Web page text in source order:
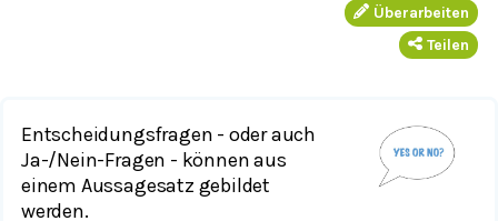
Überarbeiten
Teilen
Entscheidungsfragen - oder auch
Ja-/Nein-Fragen - können aus
einem Aussagesatz gebildet
werden.